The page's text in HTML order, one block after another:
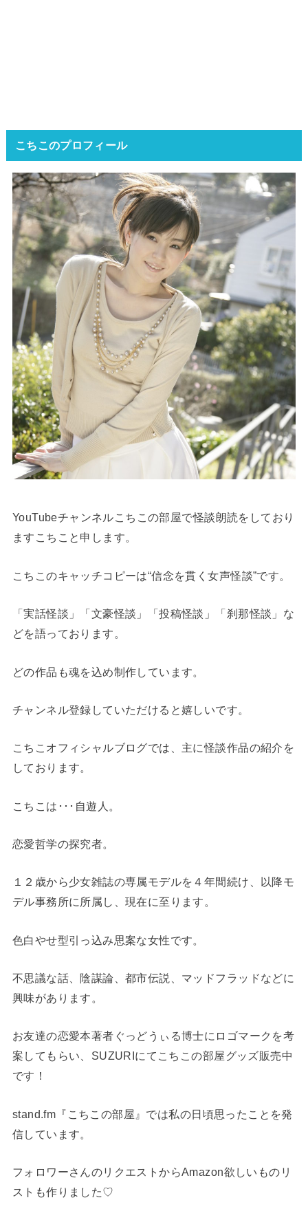
こちこのプロフィール
YouTubeチャンネルこちこの部屋で怪談朗読をしており
ますこちこと申します。
こちこのキャッチコピーは“信念を貫く女声怪談”です。
「実話怪談」「文豪怪談」「投稿怪談」「刹那怪談」な
どを語っております。
どの作品も魂を込め制作しています。
チャンネル登録していただけると嬉しいです。
こちこオフィシャルブログでは、主に怪談作品の紹介を
しております。
こちこは･･･自遊人。
恋愛哲学の探究者。
１２歳から少女雑誌の専属モデルを４年間続け、以降モ
デル事務所に所属し、現在に至ります。
色白やせ型引っ込み思案な女性です。
不思議な話、陰謀論、都市伝説、マッドフラッドなどに
興味があります。
お友達の恋愛本著者ぐっどうぃる博士にロゴマークを考
案してもらい、SUZURIにてこちこの部屋グッズ販売中
です！
stand.fm『こちこの部屋』では私の日頃思ったことを発
信しています。
フォロワーさんのリクエストからAmazon欲しいものリ
ストも作りました♡